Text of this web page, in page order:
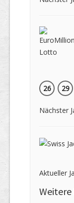
26
29
Nächster
Aktueller
Weitere